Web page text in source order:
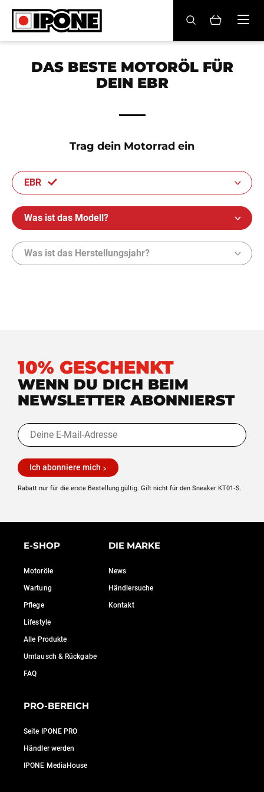
Ipone
MOTORRADÖLE
DIE MARKE
Konto
IT
DAS BESTE MOTORÖL FÜR
DEIN EBR
Trag dein Motorrad ein
EBR
Was ist das Modell?
Was ist das Herstellungsjahr?
10% GESCHENKT
WENN DU DICH BEIM
NEWSLETTER ABONNIERST
Ich abonniere mich
Rabatt nur für die erste Bestellung gültig. Gilt nicht für den Sneaker KT01‑S.
E-SHOP
Motoröle
Wartung
Pflege
Lifestyle
Alle Produkte
Umtausch & Rückgabe
FAQ
DIE MARKE
News
Händlersuche
Kontakt
PRO-BEREICH
Seite IPONE PRO
Händler werden
IPONE MediaHouse